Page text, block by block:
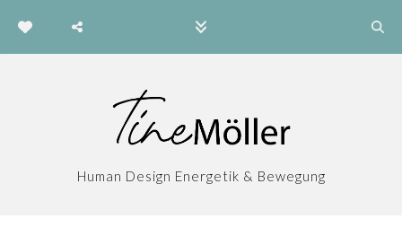
Human Design Energetik & Bewegung